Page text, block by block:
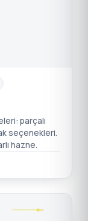
parçalı
seçenekleri.
hazne.